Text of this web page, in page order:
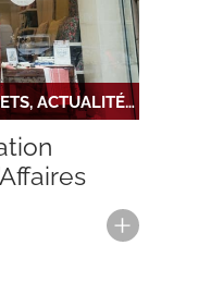
ACTUALITÉS DES CABINETS, ACTUALITÉS DU RÉSEAU, NOUVELLE INSTALLATION